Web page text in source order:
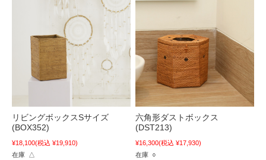
リビングボックスSサイズ
(BOX352)
¥18,100(税込 ¥19,910)
在庫 △
六角形ダストボックス
(DST213)
¥16,300(税込 ¥17,930)
在庫 ○